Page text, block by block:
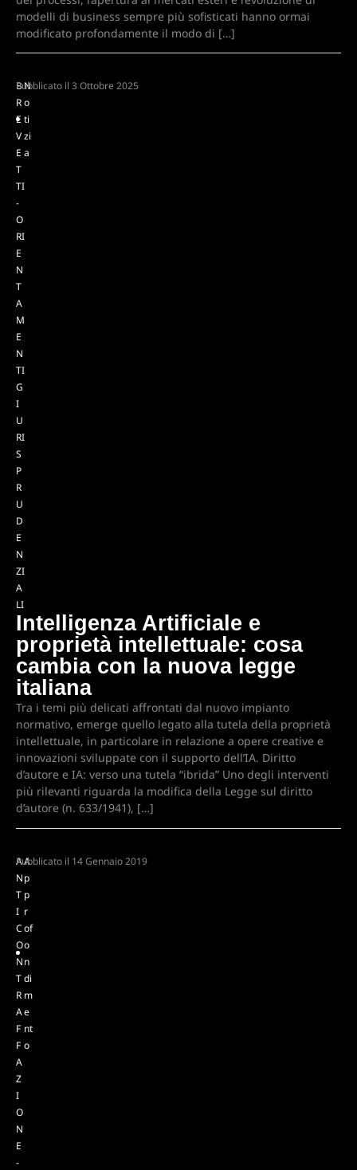
modelli di business sempre più sofisticati hanno ormai
modificato profondamente il modo di […]
B
R
E
V
E
T
TI
-
O
RI
E
N
T
A
M
E
N
TI
G
I
U
RI
S
P
R
U
D
E
N
ZI
A
LI
N
o
ti
zi
a
Pubblicato il 3 Ottobre 2025
Intelligenza Artificiale e
proprietà intellettuale: cosa
cambia con la nuova legge
italiana
Tra i temi più delicati affrontati dal nuovo impianto
normativo, emerge quello legato alla tutela della proprietà
intellettuale, in particolare in relazione a opere creative e
innovazioni sviluppate con il supporto dell’IA. Diritto
d’autore e IA: verso una tutela “ibrida” Uno degli interventi
più rilevanti riguarda la modifica della Legge sul diritto
d’autore (n. 633/1941), […]
A
N
T
I
C
O
N
T
R
A
F
F
A
Z
I
O
N
E
-
A
p
p
r
of
o
n
di
m
e
nt
o
Pubblicato il 14 Gennaio 2019